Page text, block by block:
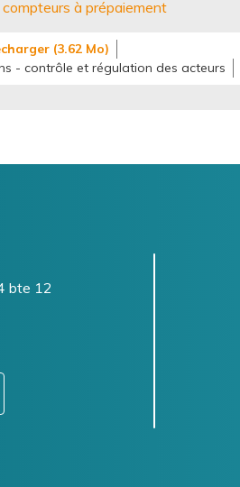
à prépaiement
(3.62 Mo)
- contrôle et régulation des acteurs
bte 12